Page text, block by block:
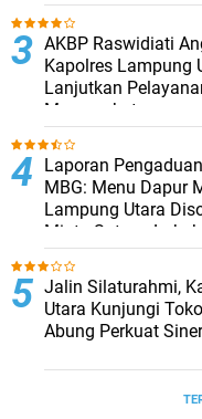
AKBP Raswidiati
Kapolres Lampung
Lanjutkan
Masyarakat
Laporan
MBG: Menu Dapur
Lampung Utara
Minta Satgas
Jalin Silaturahmi,
Utara Kunjungi
Abung Perkuat